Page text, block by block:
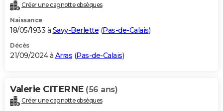
Créer une cagnotte obsèques
Naissance
18/05/1933 à Savy-Berlette (Pas-de-Calais)
Décès
21/09/2024 à Arras (Pas-de-Calais)
Valerie CITERNE (56 ans)
Créer une cagnotte obsèques